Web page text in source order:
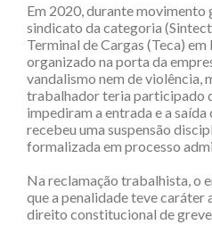
Em 2020, durante
sindicato da categoria
Terminal de Cargas (Teca)
organizado na porta da
vandalismo nem de violência,
trabalhador teria participado
impediram a entrada e a saída
recebeu uma suspensão
formalizada em processo
Na reclamação trabalhista, o
que a penalidade teve caráter
direito constitucional de greve.